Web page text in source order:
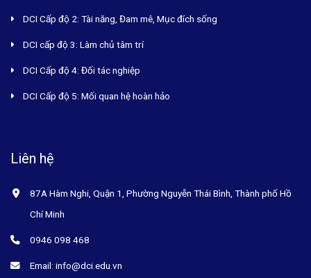
DCI Cấp độ 2: Tài năng, Đam mê, Mục đích sống
DCI cấp độ 3: Làm chủ tâm trí
DCI Cấp độ 4: Đối tác nghiệp
DCI Cấp độ 5: Mối quan hệ hoàn hảo
Liên hệ
87A Hàm Nghi, Quận 1, Phường Nguyễn Thái Bình, Thành phố Hồ
Chí Minh
0946 098 468
Email: info@dci.edu.vn